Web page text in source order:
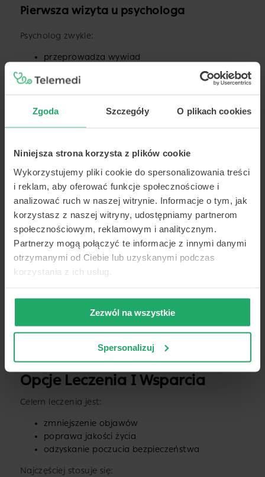
Zgoda Szczegóły O plikach cookies
Niniejsza strona korzysta z plików cookie
Wykorzystujemy pliki cookie do spersonalizowania treści
i reklam, aby oferować funkcje społecznościowe i
analizować ruch w naszej witrynie. Informacje o tym, jak
korzystasz z naszej witryny, udostępniamy partnerom
społecznościowym, reklamowym i analitycznym.
Partnerzy mogą połączyć te informacje z innymi danymi
otrzymanymi od Ciebie lub uzyskanymi podczas
korzystania z ich usług.
Zezwól na wszystkie
Spersonalizuj
Pierwsza wizyta u psychologa
Psycholog zwykle:
przeprowadza wywiad
ocenia wpływ problemów na codzienne życie
Psychiatra może:
postawić diagnozę
zaproponować leczenie
wystawić receptę lub L4
Narzędzia diagnostyczne
kwestionariuszy psychologicznych
skal oceny lęku i depresji
Opcje Leczenia I Wsparcia
Celem leczenia jest:
zmniejszenie objawów
poprawa jakości życia
odzyskanie poczucia bezpieczeństwa
Najczęściej stosuje się: